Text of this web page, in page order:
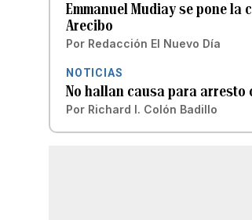
Emmanuel Mudiay se pone
Arecibo
Por Redacción El Nuevo Día
NOTICIAS
No hallan causa para
Por Richard I. Colón Badillo